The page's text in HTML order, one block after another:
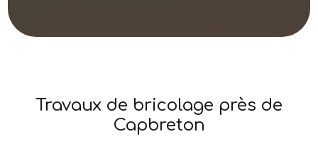
Travaux de bricolage près de
Capbreton